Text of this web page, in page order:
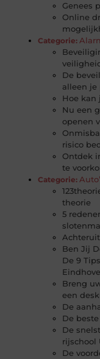
Genees
Online
Categorie:
De
alleen je
Hoe kan
Nu een
openen
risico
Ontdek
te
Categorie:
theorie
5
Ben Jij
De 9
Breng
een
De
De
De
rijschool
De